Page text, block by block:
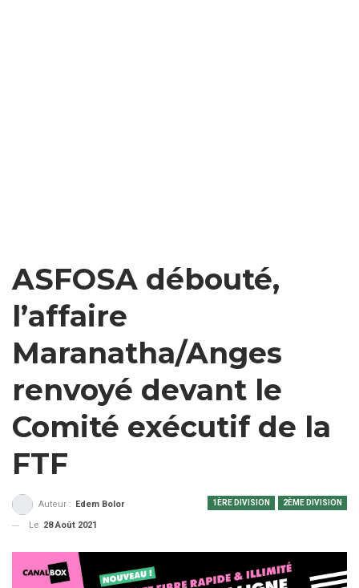
ASFOSA débouté,
l’affaire
Maranatha/Anges
renvoyé devant le
Comité exécutif de la
FTF
1ÈRE DIVISION 2ÈME DIVISION
Auteur :
Edem Bolor
Le 28 Août 2021